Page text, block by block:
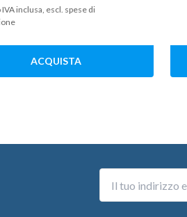
IVA inclusa, escl. spese di
ACQUISTA